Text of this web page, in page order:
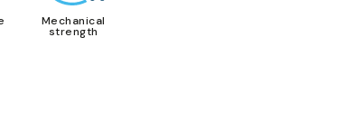
Mechanical
strength